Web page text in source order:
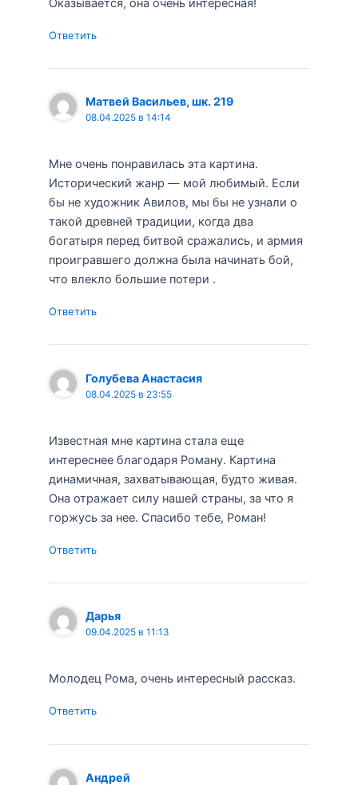
Ответить
Матвей Васильев, шк. 219
08.04.2025 в 14:14
Мне очень понравилась эта картина.
Исторический жанр — мой любимый. Если
бы не художник Авилов, мы бы не узнали о
такой древней традиции, когда два
богатыря перед битвой сражались, и армия
проигравшего должна была начинать бой,
что влекло большие потери .
Ответить
Голубева Анастасия
08.04.2025 в 23:55
Известная мне картина стала еще
интереснее благодаря Роману. Картина
динамичная, захватывающая, будто живая.
Она отражает силу нашей страны, за что я
горжусь за нее. Спасибо тебе, Роман!
Ответить
Дарья
09.04.2025 в 11:13
Молодец Рома, очень интересный рассказ.
Ответить
Андрей